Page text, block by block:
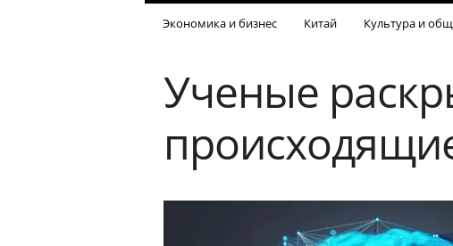
Экономика и бизнес Китай Культура и
Ученые